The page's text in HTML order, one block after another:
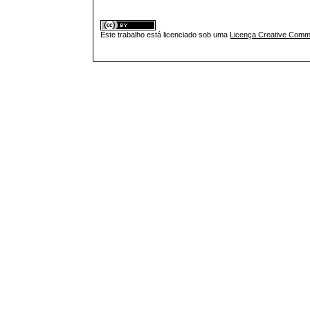
Este trabalho está licenciado sob uma Licença Creative